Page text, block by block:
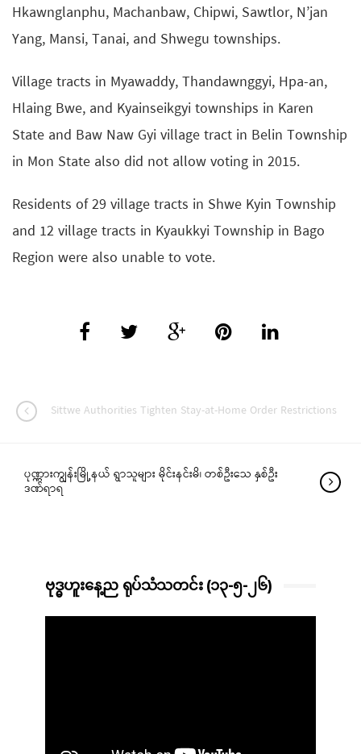
Hkawnglanphu, Machanbaw, Chipwi, Sawtlor, N’jan
Yang, Mansi, Tanai, and Shwegu townships.
Village tracts in Myawaddy, Thandawnggyi, Hpa-an,
Hlaing Bwe, and Kyainseikgyi townships in Karen
State and Baw Naw Gyi village tract in Belin Township
in Mon State also did not allow voting in 2015.
Residents of 29 village tracts in Shwe Kyin Township
and 12 village tracts in Kyaukkyi Township in Bago
Region were also unable to vote.
Sittwe Authorities Tighten Stay-at-Home Order Restrictions
ပုဏ္ဏားကျွန်းမြို့နယ် ရွာသူများ မိုင်းနင်းမိ၊ တစ်ဦးသေ နှစ်ဦး
ဒဏ်ရာရ
ဗုဒ္ဓဟူးနေ့ည ရုပ်သံသတင်း (၁၃-၅-၂၆)